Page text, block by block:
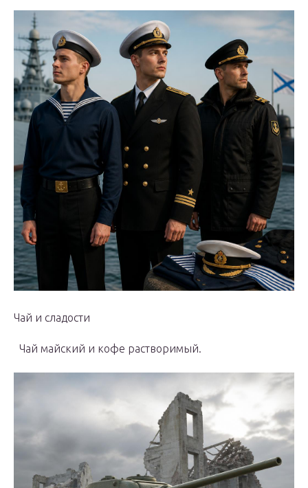
Чай и сладости
Чай майский и кофе растворимый.